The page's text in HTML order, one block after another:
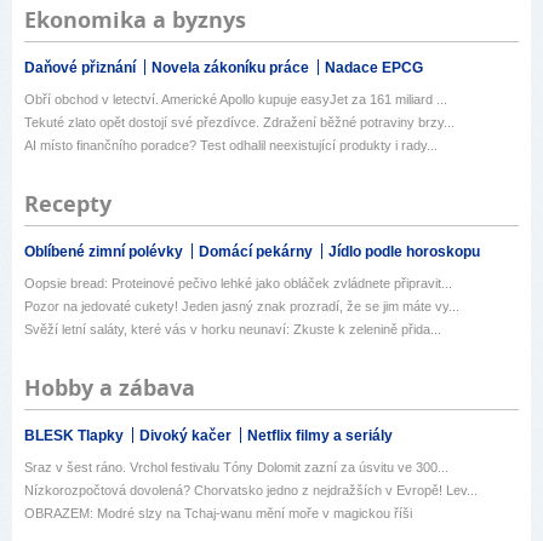
Ekonomika a byznys
Daňové přiznání Novela zákoníku práce Nadace EPCG
Obří obchod v letectví. Americké Apollo kupuje easyJet za 161 miliard ...
Tekuté zlato opět dostojí své přezdívce. Zdražení běžné potraviny brzy...
AI místo finančního poradce? Test odhalil neexistující produkty i rady...
Recepty
Oblíbené zimní polévky Domácí pekárny Jídlo podle horoskopu
Oopsie bread: Proteinové pečivo lehké jako obláček zvládnete připravit...
Pozor na jedovaté cukety! Jeden jasný znak prozradí, že se jim máte vy...
Svěží letní saláty, které vás v horku neunaví: Zkuste k zelenině přida...
Hobby a zábava
BLESK Tlapky Divoký kačer Netflix filmy a seriály
Sraz v šest ráno. Vrchol festivalu Tóny Dolomit zazní za úsvitu ve 300...
Nízkorozpočtová dovolená? Chorvatsko jedno z nejdražších v Evropě! Lev...
OBRAZEM: Modré slzy na Tchaj-wanu mění moře v magickou říši